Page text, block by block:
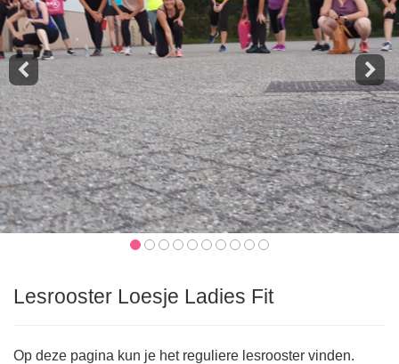
Previous
Lesrooster Loesje Ladies Fit
Op deze pagina kun je het reguliere lesrooster vinden.